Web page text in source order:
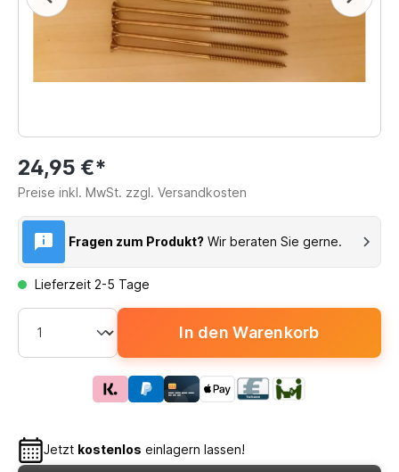
24,95 €*
Preise inkl. MwSt. zzgl. Versandkosten
Fragen zum Produkt? Wir beraten Sie gerne.
Lieferzeit 2-5 Tage
In den Warenkorb
Jetzt kostenlos einlagern lassen!